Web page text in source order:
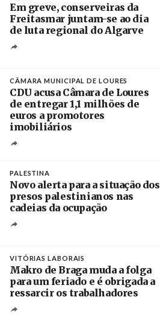
Em greve, conserveiras da
Freitasmar juntam-se ao dia
de luta regional do Algarve
CÂMARA MUNICIPAL DE LOURES
CDU acusa Câmara de Loures
de entregar 1,1 milhões de
euros a promotores
imobiliários
PALESTINA
Novo alerta para a situação dos
presos palestinianos nas
cadeias da ocupação
VITÓRIAS LABORAIS
Makro de Braga muda a folga
para um feriado e é obrigada a
ressarcir os trabalhadores